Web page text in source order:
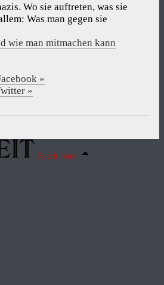
Wo sie auftreten, was sie
Was man gegen sie
wie man mitmachen kann
»
»
Nach oben